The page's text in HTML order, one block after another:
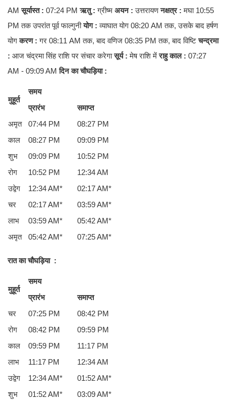
AMसूर्यास्त : 07:24 PMऋतु :ग्रीष्म अयन : उत्तरायणनक्षत्र : मघा 10:55
PM तक उपरांत पूर्व फाल्गुनीयोग : व्याघात योग 08:20 AM तक, उसके बाद हर्षण
योगकरण : गर 08:11 AM तक, बाद वणिज 08:35 PM तक, बाद विष्टिचन्द्रमा
: आज चंद्रमा सिंह राशि पर संचार करेगासूर्य : मेष राशि मेंराहु काल : 07:27
AM - 09:09 AMदिन का चौघड़िया :
मुहूर्त
समय
प्रारंभ
समाप्त
अमृत
07:44 PM
08:27 PM
काल
08:27 PM
09:09 PM
शुभ
09:09 PM
10:52 PM
रोग
10:52 PM
12:34 AM
उद्वेग
12:34 AM*
02:17 AM*
चर
02:17 AM*
03:59 AM*
लाभ
03:59 AM*
05:42 AM*
अमृत
05:42 AM* 07:25 AM*
रात का चौघड़िया :
मुहूर्त
समय
प्रारंभ
समाप्त
चर
07:25 PM
08:42 PM
रोग
08:42 PM
09:59 PM
काल
09:59 PM
11:17 PM
लाभ
11:17 PM
12:34 AM
उद्वेग
12:34 AM*
01:52 AM*
शुभ
01:52 AM*
03:09 AM*